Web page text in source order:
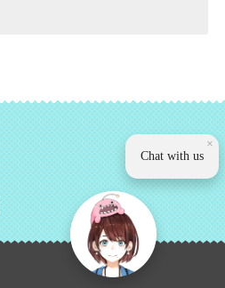
観光いば
×
Chat with us